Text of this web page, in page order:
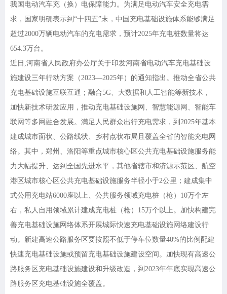
我国电动汽车充（换）电保障能力。为满足电动汽车安全充电需
求，国家明确表示到“十四五”末，中国充电基础设施体系能够满足
超过2000万辆电动汽车的充电需求，预计2025年充电桩数量将达
654.3万台。
近日 ,河南省人民政府办公厅关于印发河南省电动汽车充电基础设
施建设三年行动方案（2023—2025年）的通知指出。推动全省公共
充电基础设施互联互通；融合5G、大数据和人工智能等新技术，
加快新技术研发应用，推动充电基础设施网、智慧能源网、智能车
联网等多网融合发展。满足人民群众出行充电需求，到2025年基本
建成城市面状、公路线状、乡村点状布局且覆盖全省的智能充电网
络。其中，郑州、洛阳等重点城市核心区公共充电基础设施服务能
力大幅提升、达到全国先进水平，其他省辖市和济源示范区、航空
港区城市核心区公共充电基础设施服务半径小于2公里；建成集中
式公用充电站6000座以上、公共服务领域充电桩（枪）10万个左
右，私人自用领域累计建成充电桩（枪）15万个以上。加快构建完
善充电基础设施网络体系开展城际快速充电基础设施网络建设行
动。新建高速公路服务区要按照不低于停车位数量40%的比例配建
快速充电基础设施或预留充电基础设施建设空间。加快现有高速公
路服务区充电基础设施建设和升级改造，到2023年年底实现高速公
路服务区充电基础设施全覆盖。